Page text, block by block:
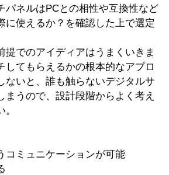
パネルはPCとの相性や互換性など
に使えるか？を確認した上で選定
提でのアイディアはうまくいきま
してもらえるかの根本的なアプロ
ないと、誰も触らないデジタルサ
まうので、設計段階からよく考え
コミュニケーションが可能